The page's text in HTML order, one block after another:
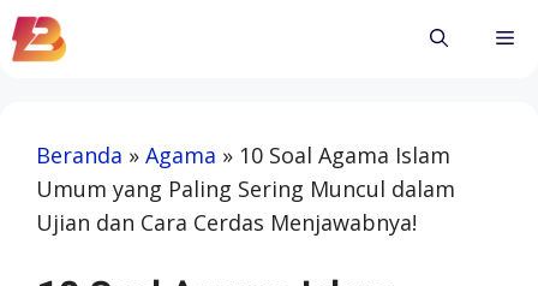
Skip
to
Beranda » Agama » 10 Soal Agama Islam
Umum yang Paling Sering Muncul dalam
Ujian dan Cara Cerdas Menjawabnya!